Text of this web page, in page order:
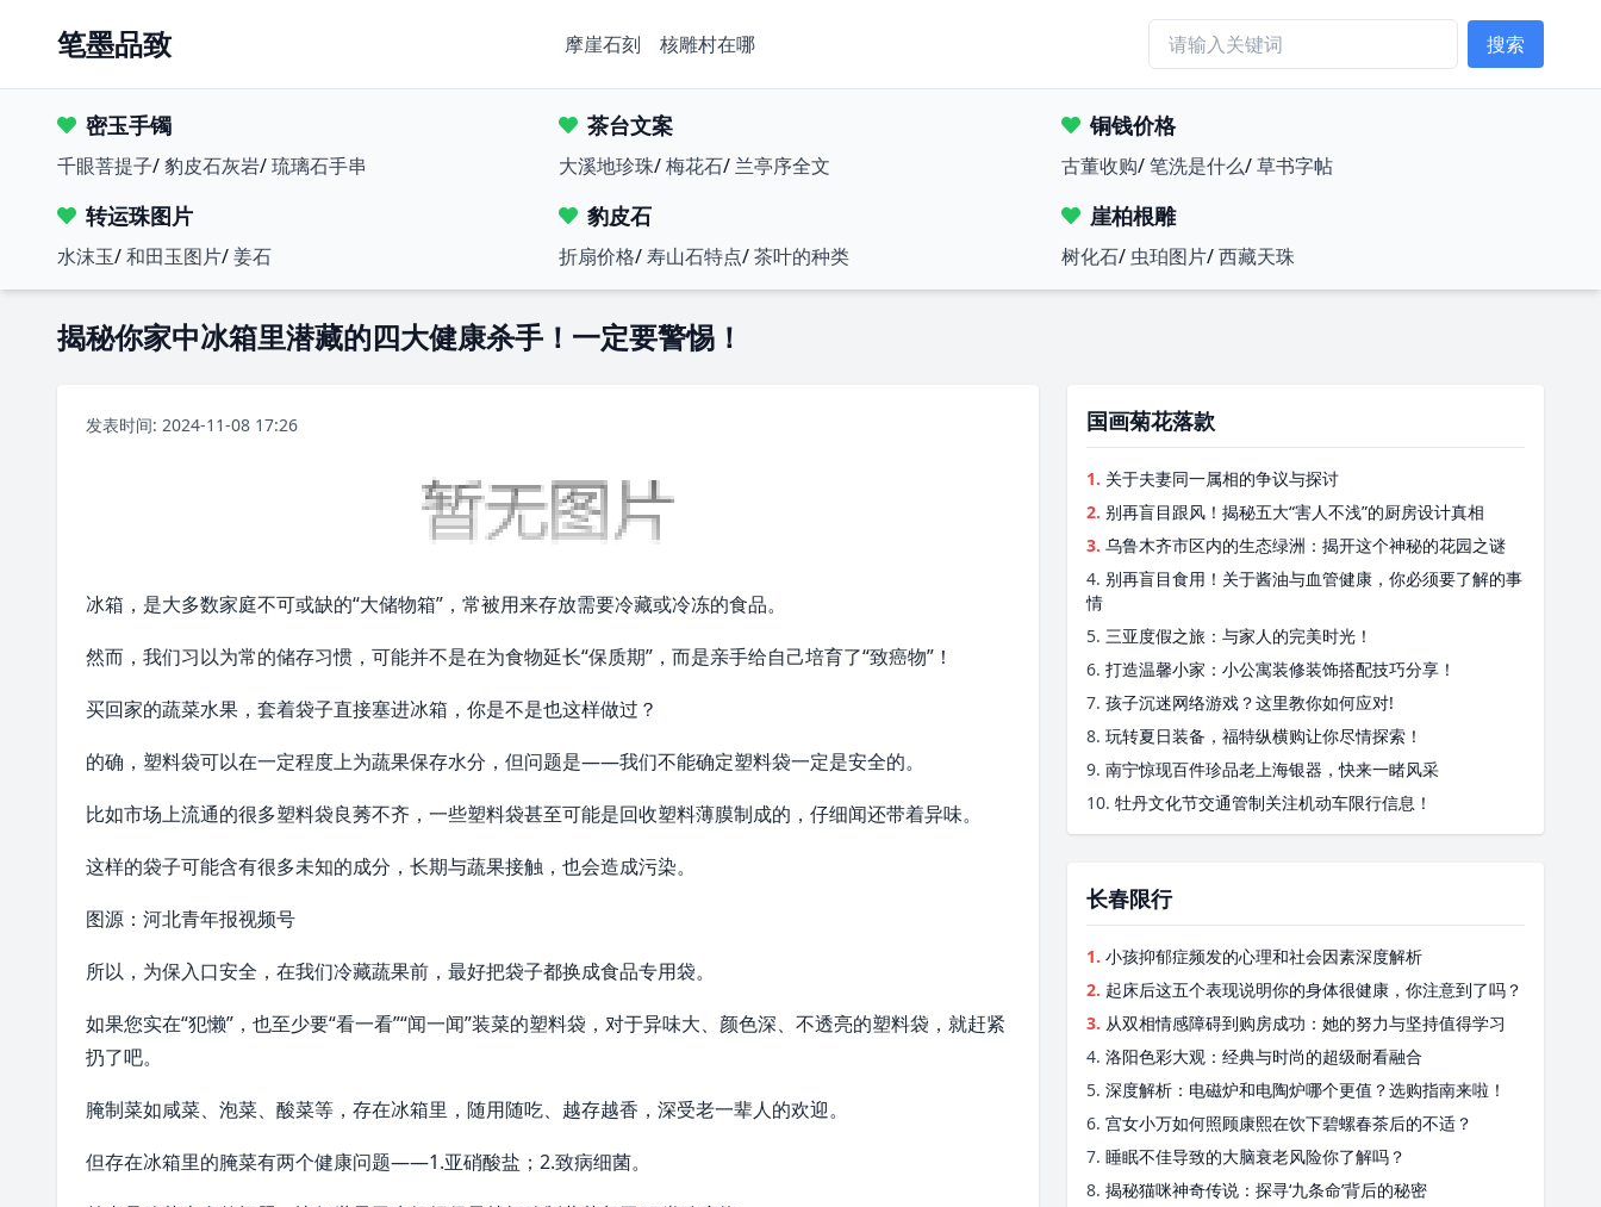
笔墨品致 摩崖石刻 核雕村在哪 搜索
密玉手镯
千眼菩提子/豹皮石灰岩/琉璃石手串
茶台文案
大溪地珍珠/梅花石/ 兰亭序全文
铜钱价格
古董收购/笔洗是什么/草书字帖
转运珠图片
水沫玉/和田玉图片/姜石
豹皮石
折扇价格/寿山石特点/茶叶的种类
崖柏根雕
树化石/ 虫珀图片/西藏天珠
揭秘你家中冰箱里潜藏的四大健康杀手！一定要警惕！
发表时间: 2024-11-08 17:26
冰箱，是大多数家庭不可或缺的“大储物箱”，常被用来存放需要冷藏或冷冻的食品。
然而，我们习以为常的储存习惯，可能并不是在为食物延长“保质期”，而是亲手给自己培育了“致癌物”！
买回家的蔬菜水果，套着袋子直接塞进冰箱，你是不是也这样做过？
的确，塑料袋可以在一定程度上为蔬果保存水分，但问题是——我们不能确定塑料袋一定是安全的。
比如市场上流通的很多塑料袋良莠不齐，一些塑料袋甚至可能是回收塑料薄膜制成的，仔细闻还带着异味。
这样的袋子可能含有很多未知的成分，长期与蔬果接触，也会造成污染。
图源：河北青年报视频号
所以，为保入口安全，在我们冷藏蔬果前，最好把袋子都换成食品专用袋。
如果您实在“犯懒”，也至少要“看一看”“闻一闻”装菜的塑料袋，对于异味大、颜色深、不透亮的塑料袋，就赶紧
扔了吧。
腌制菜如咸菜、泡菜、酸菜等，存在冰箱里，随用随吃、越存越香，深受老一辈人的欢迎。
但存在冰箱里的腌菜有两个健康问题——1.亚硝酸盐；2.致病细菌。
国画菊花落款
1. 关于夫妻同一属相的争议与探讨
2. 别再盲目跟风！揭秘五大“害人不浅”的厨房设计真相
3. 乌鲁木齐市区内的生态绿洲：揭开这个神秘的花园之谜
4. 别再盲目食用！关于酱油与血管健康，你必须要了解的事
情
5. 三亚度假之旅：与家人的完美时光！
6. 打造温馨小家：小公寓装修装饰搭配技巧分享！
7. 孩子沉迷网络游戏？这里教你如何应对!
8. 玩转夏日装备，福特纵横购让你尽情探索！
9. 南宁惊现百件珍品老上海银器，快来一睹风采
10. 牡丹文化节交通管制关注机动车限行信息！
长春限行
1. 小孩抑郁症频发的心理和社会因素深度解析
2. 起床后这五个表现说明你的身体很健康，你注意到了吗？
3. 从双相情感障碍到购房成功：她的努力与坚持值得学习
4. 洛阳色彩大观：经典与时尚的超级耐看融合
5. 深度解析：电磁炉和电陶炉哪个更值？选购指南来啦！
6. 宫女小万如何照顾康熙在饮下碧螺春茶后的不适？
7. 睡眠不佳导致的大脑衰老风险你了解吗？
8. 揭秘猫咪神奇传说：探寻‘九条命’背后的秘密